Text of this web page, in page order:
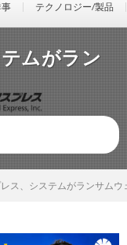
テクノロジー/製品
ムがラン
ス、システムがランサムウ